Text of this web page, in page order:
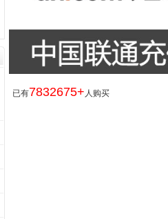
已有7832675+ 人购买